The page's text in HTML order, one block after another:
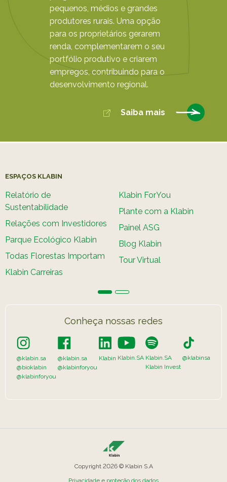
pequenos, médios e grandes
produtores rurais. Uma opção
para os proprietários gerarem
renda, complementarem o seu
portfólio produtivo e criarem
empregos, contribuindo para o
desenvolvimento regional.
Saiba mais
ESPAÇOS KLABIN
Relatório de
Sustentabilidade
Relações com Investidores
Parque Ecológico Klabin
Todas Florestas Importam
Klabin Carreiras
Klabin ForYou
Plante com a Klabin
Painel ASG
Blog Klabin
Tour Virtual
Conheça nossas redes
@klabin.sa
@bioklabin
@klabinforyou
@klabin.sa
@klabinforyou
Klabin Klabin.SA Klabin.SA
Klabin Invest
@klabinsa
Copyright 2026 © Klabin S.A
Privacidade e proteção dos dados